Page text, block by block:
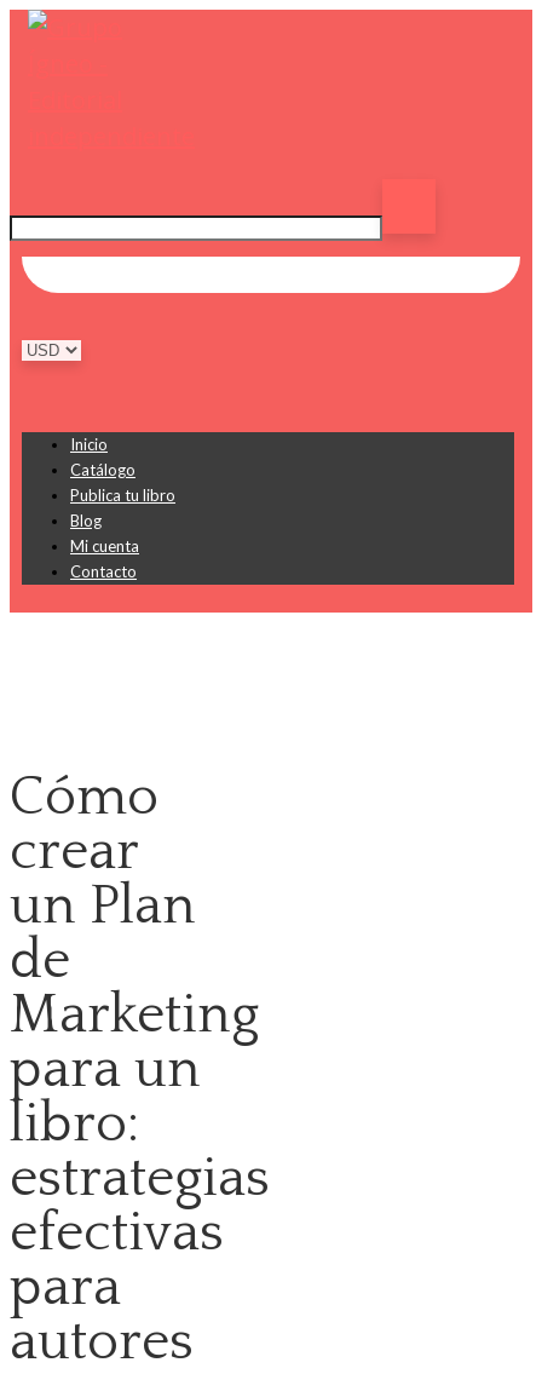
Inicio
Catálogo
Publica tu libro
Blog
Mi cuenta
Contacto
Cómo
crear
un Plan
de
Marketing
para un
libro:
estrategias
efectivas
para
autores